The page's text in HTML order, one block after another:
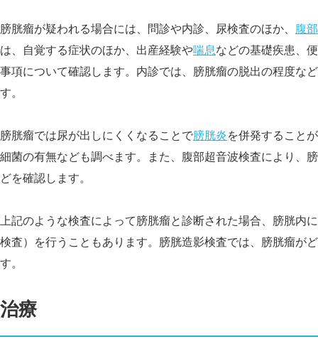
膀胱瘤が疑われる場合には、問診や内診、尿検査のほか、 腹
は、自覚する症状のほか、出産経験や喘息などの基礎疾患、
事項について確認します。内診では、膀胱瘤の脱出の程度な
す。
膀胱瘤では尿が出しにくくなることで膀胱炎を併発すること
細菌の有無なども調べます。また、腹部超音波検査により、
どを確認します。
上記のような検査によって膀胱瘤と診断された場合、膀胱内
検査）を行うこともあります。膀胱造影検査では、膀胱瘤が
す。
治療